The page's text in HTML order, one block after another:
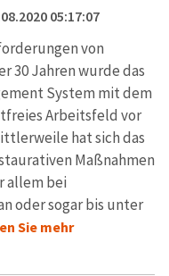
05:17:07
von
30 Jahren wurde das
System mit dem
Arbeitsfeld vor
hat sich das
Maßnahmen
allem bei
oder sogar bis unter
Sie mehr